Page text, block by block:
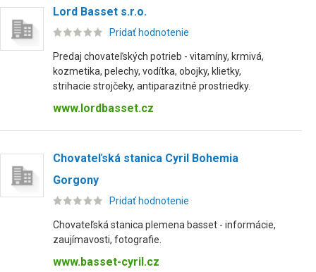
Lord Basset s.r.o.
Pridať hodnotenie
Predaj chovateľských potrieb - vitamíny, krmivá,
kozmetika, pelechy, vodítka, obojky, klietky,
strihacie strojčeky, antiparazitné prostriedky.
www.lordbasset.cz
Chovateľská stanica Cyril Bohemia
Gorgony
Pridať hodnotenie
Chovateľská stanica plemena basset - informácie,
zaujímavosti, fotografie.
www.basset-cyril.cz